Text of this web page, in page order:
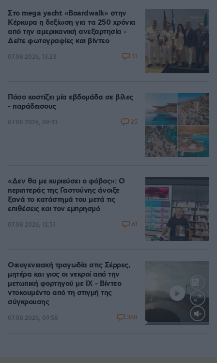
Στο mega yacht «Boardwalk» στην
Κέρκυρα η δεξίωση για τα 250 χρόνια
από την αμερικανική ανεξαρτησία -
Δείτε φωτογραφίες και βίντεο
07.08.2026, 13:23 13
Πόσο κοστίζει μία εβδομάδα σε βίλες
- παράδεισους
07.08.2026, 09:43 25
«Δεν θα με κυριεύσει ο φόβος»: Ο
περιπτεράς της Γαστούνης άνοιξε
ξανά το κατάστημά του μετά τις
επιθέσεις και τον εμπρησμό
07.08.2026, 12:51 61
Loaded:
Οικογενειακή τραγωδία στις Σέρρες,
μητέρα και γιος οι νεκροί από την
μετωπική φορτηγού με ΙΧ - Βίντεο
ντοκουμέντο από τη στιγμή της
σύγκρουσης
07.08.2026, 09:58 368